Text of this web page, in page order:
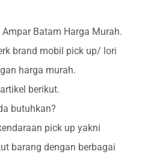
Batam Harga Murah.
brand mobil pick up/ lori
harga murah.
berikut.
butuhkan?
pick up yakni
barang dengan berbagai